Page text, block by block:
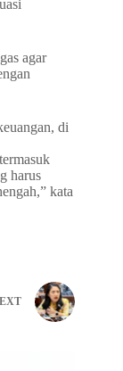
agar
di
harus
kata